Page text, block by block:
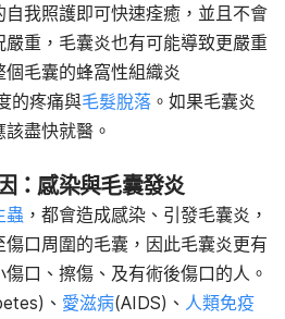
我照護即可快速痊癒，並且不會
重，毛囊炎也有可能導致更嚴重
毛囊的蜂窩性組織炎
的疼痛與毛髮脫落 。如果毛囊炎
盡快就醫。
：感染與毛囊發炎
蟲 ，都會造成感染、引發毛囊炎，
口周圍的毛囊，因此毛囊炎更有
口、擦傷、及有術後傷口的人。
、 愛滋病(AIDS)、 人類免疫